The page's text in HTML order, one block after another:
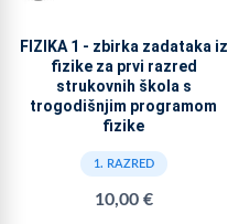
FIZIKA 1 - zbirka zadataka iz
fizike za prvi razred
strukovnih škola s
trogodišnjim programom
fizike
1. RAZRED
10,00 €